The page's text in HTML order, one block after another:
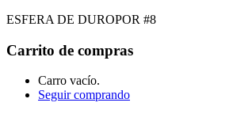
ESFERA DE DUROPOR #8
Carrito de compras
Carro vacío.
Seguir comprando